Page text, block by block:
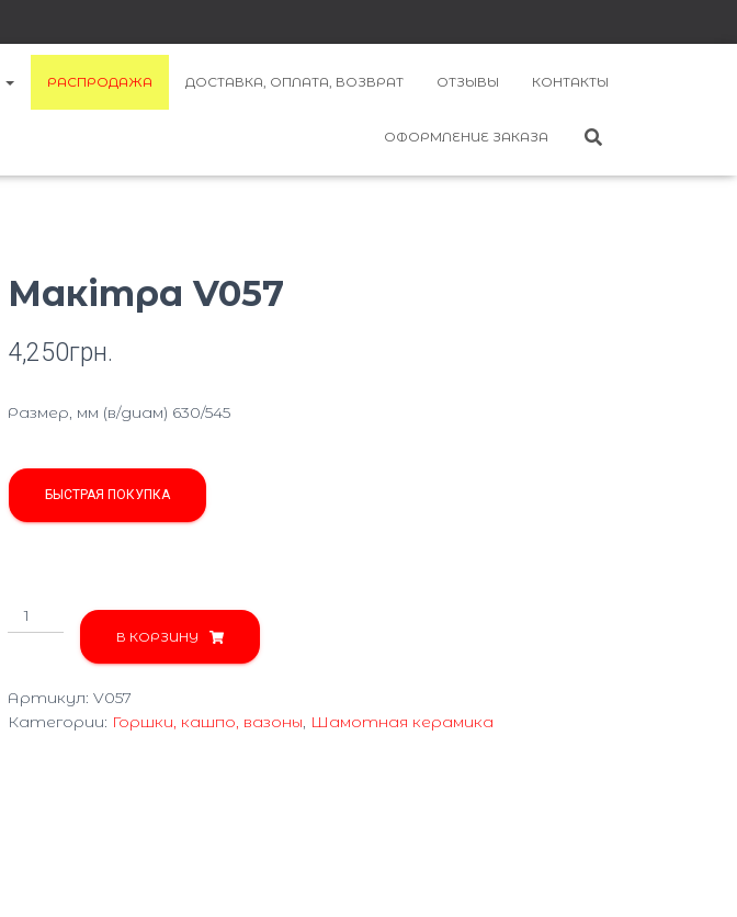
РАСПРОДАЖА ДОСТАВКА, ОПЛАТА, ВОЗВРАТ ОТЗЫВЫ КОНТАКТЫ
ОФОРМЛЕНИЕ ЗАКАЗА
Макітра V057
4,250грн.
Размер, мм (в/диам) 630/545
БЫСТРАЯ ПОКУПКА
Количество
товара
Макітра
В КОРЗИНУ
Артикул: V057
Категории: Горшки, кашпо, вазоны, Шамотная керамика